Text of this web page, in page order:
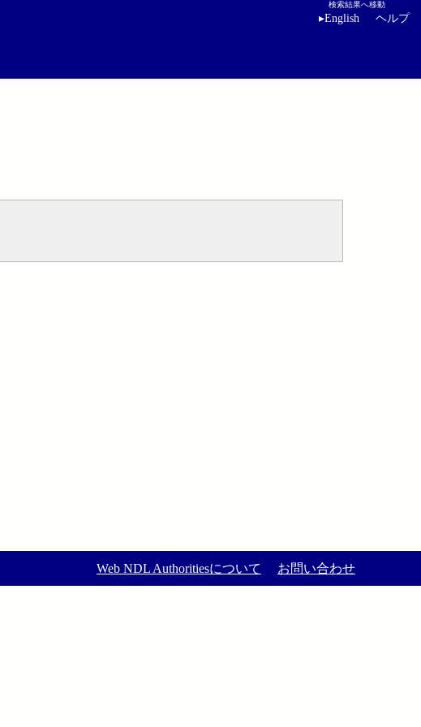
検索結果へ移動
▸English ヘルプ
Web NDL Authoritiesについて お問い合わせ